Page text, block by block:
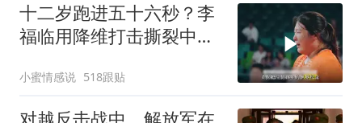
十二岁跑进五十六秒？李
福临用降维打击撕裂中国
小蜜情感说 518跟贴